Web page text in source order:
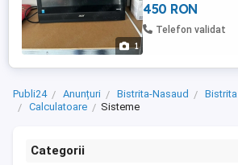
1
450 RON
Telefon validat
Publi24 Anunțuri Bistrita-Nasaud Bistrita
Calculatoare
Sisteme
Categorii